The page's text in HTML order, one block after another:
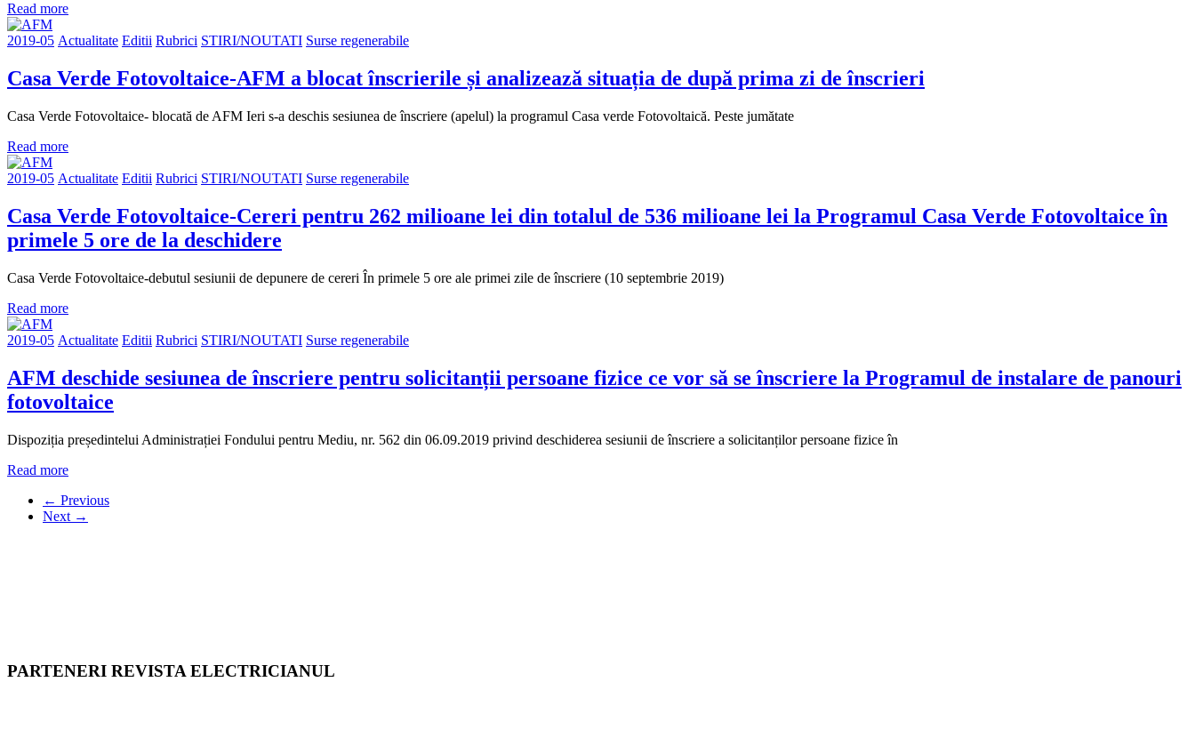
Read more
2019-05 Actualitate Editii Rubrici STIRI/NOUTATI Surse regenerabile
Casa Verde Fotovoltaice-AFM a blocat înscrierile și analizează situația de după prima zi de înscrieri
Casa Verde Fotovoltaice- blocată de AFM Ieri s-a deschis sesiunea de înscriere (apelul) la programul Casa verde Fotovoltaică. Peste jumătate
Read more
2019-05 Actualitate Editii Rubrici STIRI/NOUTATI Surse regenerabile
Casa Verde Fotovoltaice-Cereri pentru 262 milioane lei din totalul de 536 milioane lei la Programul Casa Verde Fotovoltaice în
primele 5 ore de la deschidere
Casa Verde Fotovoltaice-debutul sesiunii de depunere de cereri În primele 5 ore ale primei zile de înscriere (10 septembrie 2019)
Read more
2019-05 Actualitate Editii Rubrici STIRI/NOUTATI Surse regenerabile
AFM deschide sesiunea de înscriere pentru solicitanții persoane fizice ce vor să se înscriere la Programul de instalare de panouri
fotovoltaice
Dispoziția președintelui Administrației Fondului pentru Mediu, nr. 562 din 06.09.2019 privind deschiderea sesiunii de înscriere a solicitanților persoane fizice în
Read more
← Previous
Next →
PARTENERI REVISTA ELECTRICIANUL